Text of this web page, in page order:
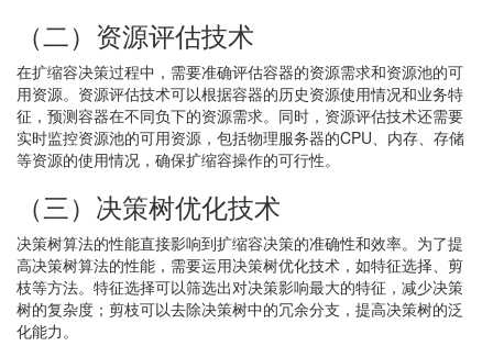
（二）资源评估技术
在扩缩容决策过程中，需要准确评估容器的资源需求和资源池的可
用资源。资源评估技术可以根据容器的历史资源使用情况和业务特
征，预测容器在不同负下的资源需求。同时，资源评估技术还需要
实时监控资源池的可用资源，包括物理服务器的CPU、内存、存储
等资源的使用情况，确保扩缩容操作的可行性。
（三）决策树优化技术
决策树算法的性能直接影响到扩缩容决策的准确性和效率。为了提
高决策树算法的性能，需要运用决策树优化技术，如特征选择、剪
枝等方法。特征选择可以筛选出对决策影响最大的特征，减少决策
树的复杂度；剪枝可以去除决策树中的冗余分支，提高决策树的泛
化能力。